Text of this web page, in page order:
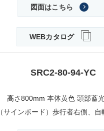
図面はこちら
WEBカタログ
SRC2-80-94-YC
高さ800mm 本体黄色 頭部蓄
（サインボード）歩行者右側、自